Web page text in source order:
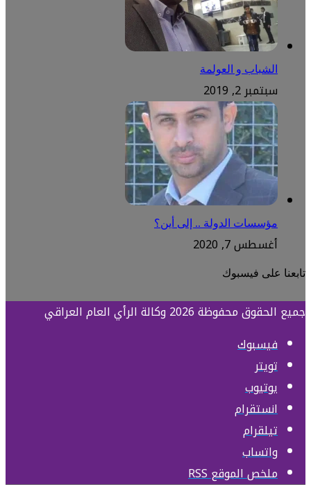
الشباب و العولمة
سبتمبر 2, 2019
مؤسسات الدولة .. إلى أين؟
أغسطس 7, 2020
تابعنا على فيسبوك
جميع الحقوق محفوظة 2026 وكالة الرأي العام العراقي
فيسبوك
تويتر
يوتيوب
انستقرام
تيلقرام
واتساب
ملخص الموقع RSS